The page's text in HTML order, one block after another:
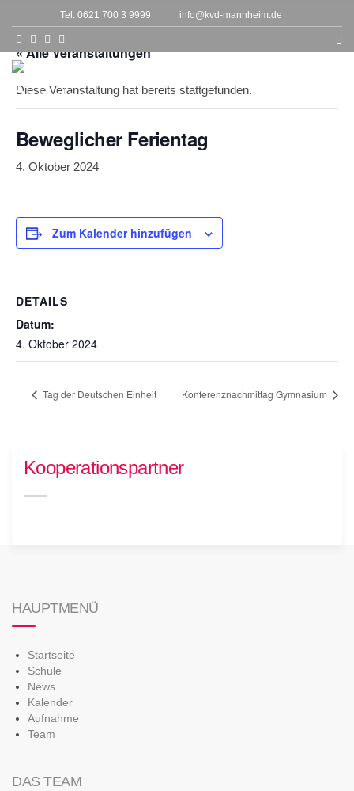
Tel: 0621 700 3 9999 info@kvd-mannheim.de
o
r
:« Alle Veranstaltungen
Diese Veranstaltung hat bereits stattgefunden.
Beweglicher Ferientag
4. Oktober 2024
Zum Kalender hinzufügen
DETAILS
Datum:
4. Oktober 2024
Tag der Deutschen Einheit Konferenznachmittag Gymnasium
Kooperationspartner
HAUPTMENÜ
Startseite
Schule
News
Kalender
Aufnahme
Team
DAS TEAM